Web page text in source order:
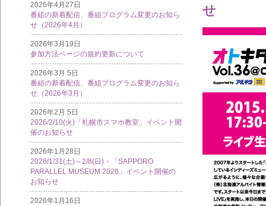
2026年4月27日
番組の新着配信、番組プログラム変更のお知ら
せ（2026年4月）
2026年3月19日
参加方法ページの規約更新について
2026年3月 5日
番組の新着配信、番組プログラム変更のお知ら
せ（2026年3月）
2026年2月 5日
2026/2/10(火)「札幌市スマホ教室」イベント開
催のお知らせ
2026年1月28日
2026/1/31(土)～2/8(日)・「SAPPORO
PARALLEL MUSEUM 2026」イベント開催の
お知らせ
2026年1月16日
せ